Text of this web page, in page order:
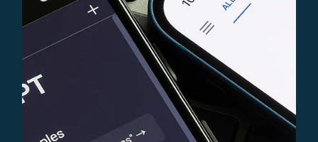
2 minuten om te lezen
Bedrijfsnieuws
Ondernemersadviseurs neemt Profit
Accounts in Vught en Best over